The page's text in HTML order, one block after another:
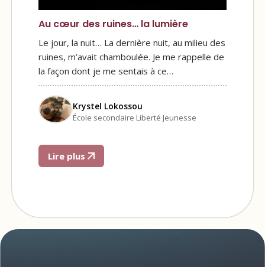
Au cœur des ruines… la lumière
Le jour, la nuit… La dernière nuit, au milieu des
ruines, m’avait chamboulée. Je me rappelle de
la façon dont je me sentais à ce…
Krystel Lokossou
École secondaire Liberté Jeunesse
Lire plus